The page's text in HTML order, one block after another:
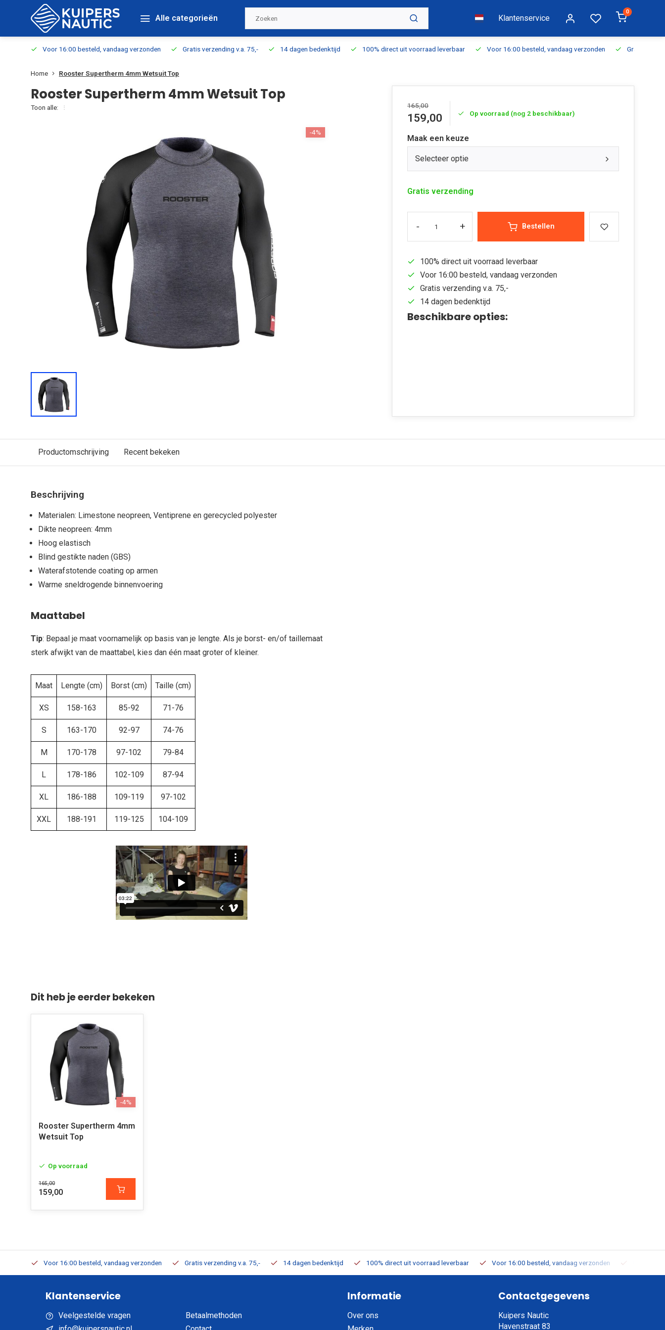
Alle categorieën Klantenservice
0
Voor 16:00 besteld, vandaag verzonden Gratis verzending v.a. 75,- 14 dagen bedenktijd 100% direct uit voorraad leverbaar Voor 16:00 besteld, vandaag verzonden Gratis
Home Rooster Supertherm 4mm Wetsuit Top
Rooster Supertherm 4mm Wetsuit Top
Toon alle:
-4%
165,00
159,00 Op voorraad (nog 2 beschikbaar)
Maak een keuze
Selecteer optie
Gratis verzending
- + Bestellen
100% direct uit voorraad leverbaar
Voor 16:00 besteld, vandaag verzonden
Gratis verzending v.a. 75,-
14 dagen bedenktijd
Beschikbare opties:
Productomschrijving Recent bekeken
Beschrijving
Materialen: Limestone neopreen, Ventiprene en gerecycled polyester
Dikte neopreen: 4mm
Hoog elastisch
Blind gestikte naden (GBS)
Waterafstotende coating op armen
Warme sneldrogende binnenvoering
Maattabel
Tip: Bepaal je maat voornamelijk op basis van je lengte. Als je borst- en/of taillemaat
sterk afwijkt van de maattabel, kies dan één maat groter of kleiner.
Maat Lengte (cm) Borst (cm) Taille (cm)
XS 158-163 85-92 71-76
S 163-170 92-97 74-76
M 170-178 97-102 79-84
L 178-186 102-109 87-94
XL 186-188 109-119 97-102
XXL 188-191 119-125 104-109
Dit heb je eerder bekeken
-4%
Rooster Supertherm 4mm
Wetsuit Top
Op voorraad
165,00
159,00
Voor 16:00 besteld, vandaag verzonden Gratis verzending v.a. 75,- 14 dagen bedenktijd 100% direct uit voorraad leverbaar Voor 16:00 besteld, vandaag verzonden
Klantenservice
Veelgestelde vragen
Betaalmethoden
Informatie
Over ons
Contactgegevens
Kuipers Nautic
Havenstraat 83